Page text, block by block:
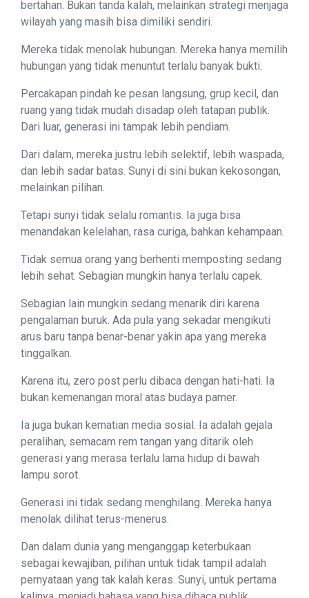
bertahan. Bukan tanda kalah, melainkan strategi menjaga
wilayah yang masih bisa dimiliki sendiri.
Mereka tidak menolak hubungan. Mereka hanya memilih
hubungan yang tidak menuntut terlalu banyak bukti.
Percakapan pindah ke pesan langsung, grup kecil, dan
ruang yang tidak mudah disadap oleh tatapan publik.
Dari luar, generasi ini tampak lebih pendiam.
Dari dalam, mereka justru lebih selektif, lebih waspada,
dan lebih sadar batas. Sunyi di sini bukan kekosongan,
melainkan pilihan.
Tetapi sunyi tidak selalu romantis. Ia juga bisa
menandakan kelelahan, rasa curiga, bahkan kehampaan.
Tidak semua orang yang berhenti memposting sedang
lebih sehat. Sebagian mungkin hanya terlalu capek.
Sebagian lain mungkin sedang menarik diri karena
pengalaman buruk. Ada pula yang sekadar mengikuti
arus baru tanpa benar-benar yakin apa yang mereka
tinggalkan.
Karena itu, zero post perlu dibaca dengan hati-hati. Ia
bukan kemenangan moral atas budaya pamer.
Ia juga bukan kematian media sosial. Ia adalah gejala
peralihan, semacam rem tangan yang ditarik oleh
generasi yang merasa terlalu lama hidup di bawah
lampu sorot.
Generasi ini tidak sedang menghilang. Mereka hanya
menolak dilihat terus-menerus.
Dan dalam dunia yang menganggap keterbukaan
sebagai kewajiban, pilihan untuk tidak tampil adalah
pernyataan yang tak kalah keras. Sunyi, untuk pertama